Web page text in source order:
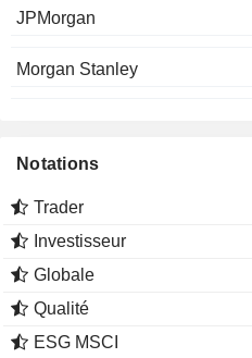
JPMorgan
Morgan Stanley
Notations
Trader
Investisseur
Globale
Qualité
ESG MSCI